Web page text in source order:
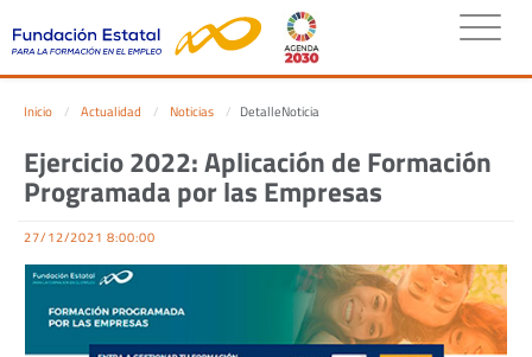
Inicio Actualidad Noticias DetalleNoticia
Ejercicio 2022: Aplicación de Formación
Programada por las Empresas
27/12/2021 8:00:00